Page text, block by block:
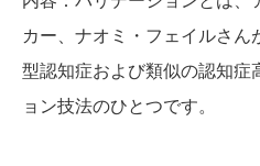
カー、ナオミ・フェイルさん
型認知症および類似の認知症
ョン技法のひとつです。